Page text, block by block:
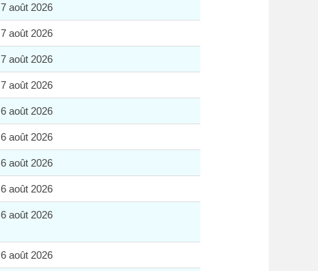
7 août 2026
7 août 2026
7 août 2026
7 août 2026
6 août 2026
6 août 2026
6 août 2026
6 août 2026
6 août 2026
6 août 2026